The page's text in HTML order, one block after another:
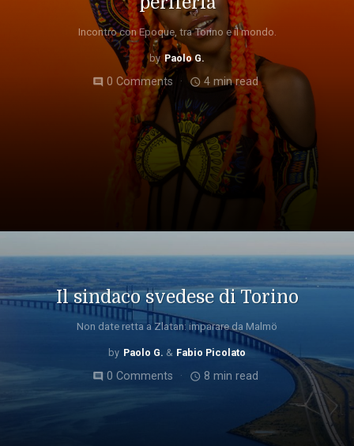
Incontro con Epoque, tra Torino e il mondo.
Paolo G.
comment 0 Comments access_time 4 min read
Il sindaco svedese di Torino
Non date retta a Zlatan: imparare da Malmö
Paolo G. Fabio Picolato
comment0 Comments access_time 8 min read